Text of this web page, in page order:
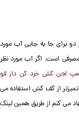
جا به جایی آب مورد
مصرفی است. اگر آب مورد نظر
لجن کش خرد کن دار لئو
از کف کش استفاده می
اینچ هستید پیشنهاد می کنم از طریق همین لینک